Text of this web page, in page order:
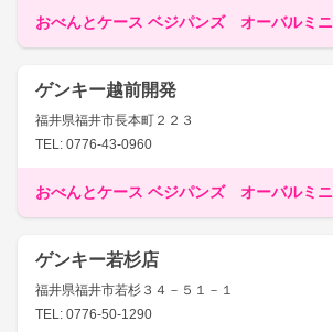
おべんとケース ベジパンズ オーバルミニ
ゲンキー越前開発
福井県福井市長本町２２３
TEL: 0776-43-0960
おべんとケース ベジパンズ オーバルミニ
ゲンキー若杉店
福井県福井市若杉３４－５１－１
TEL: 0776-50-1290